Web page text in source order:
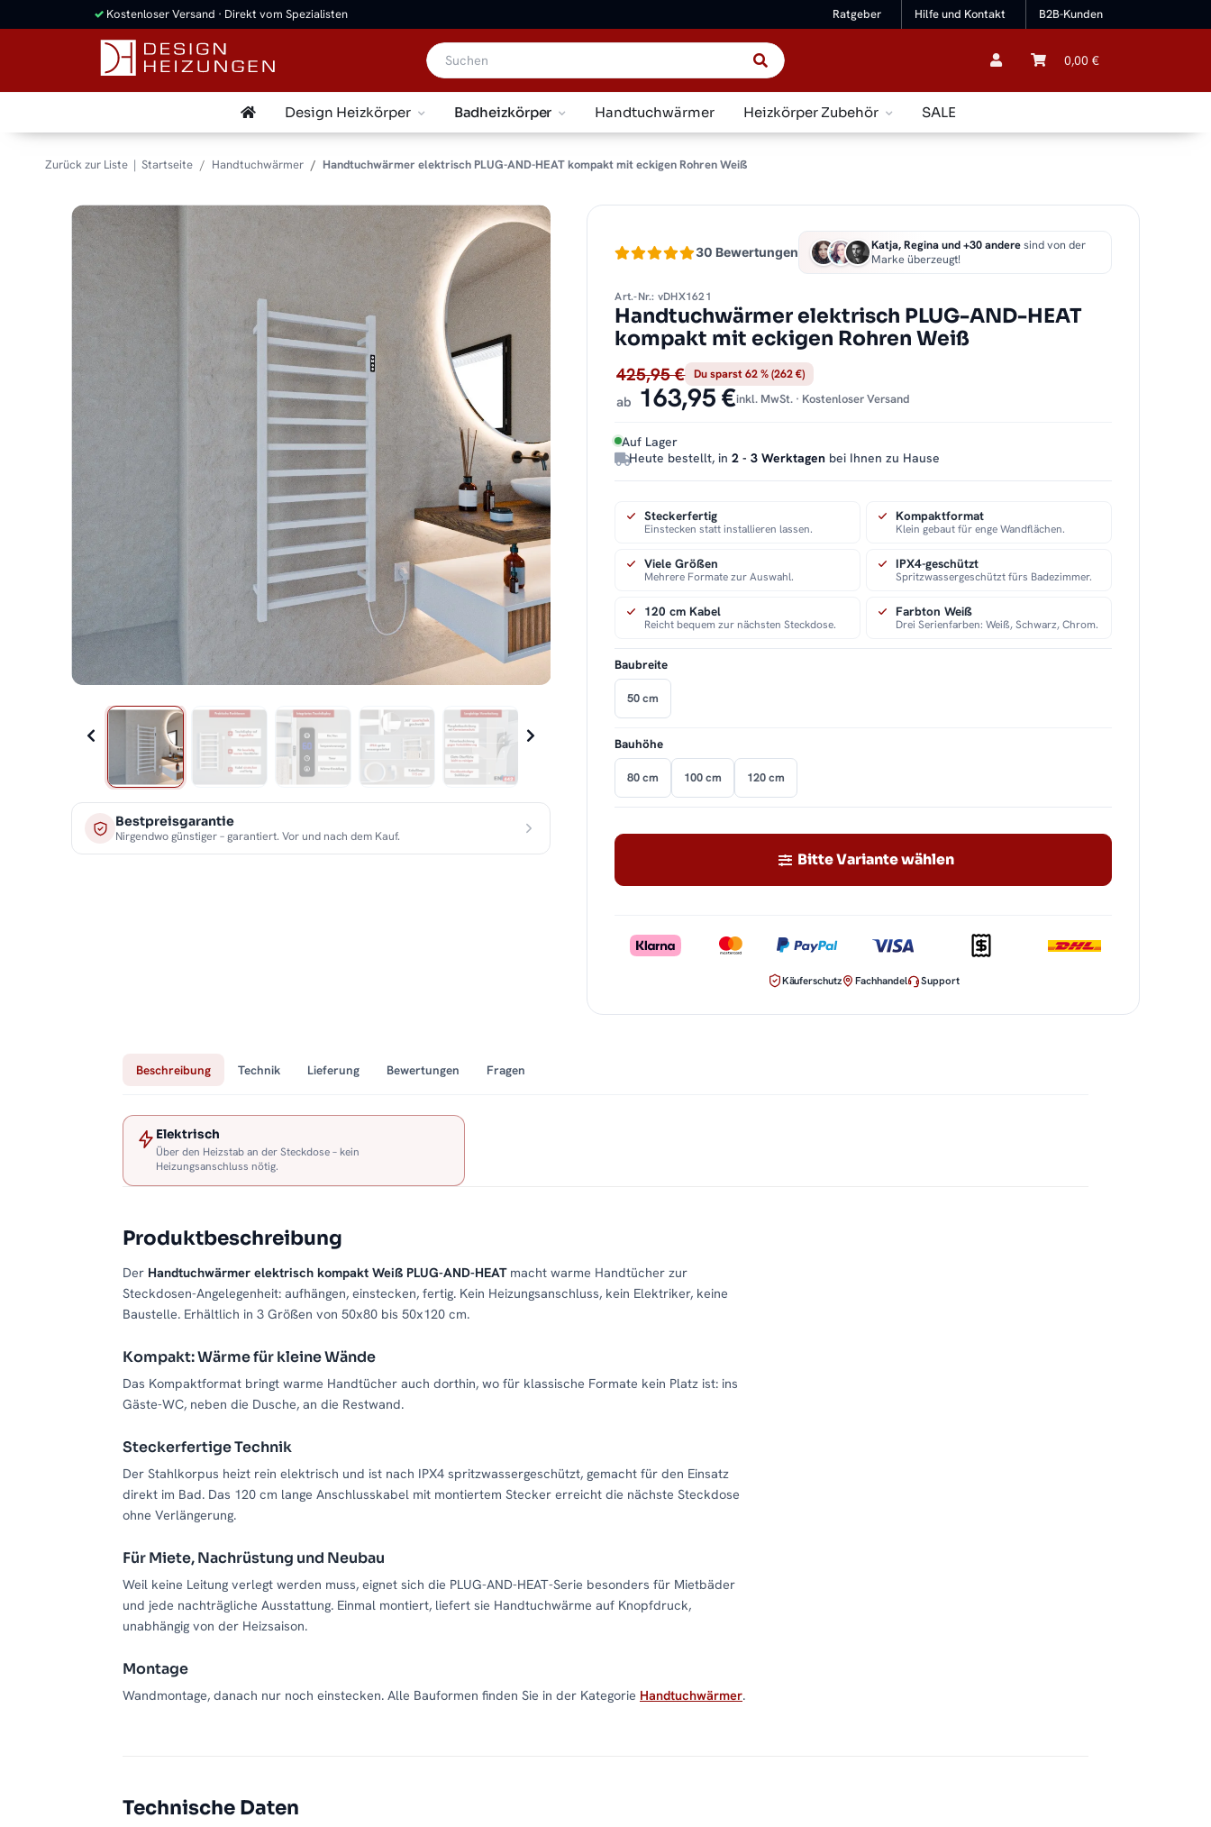
Ratgeber Hilfe und Kontakt B2B-Kunden
✓ Kostenloser Versand · Direkt vom Spezialisten
0,00 €
Design Heizkörper Badheizkörper Handtuchwärmer Heizkörper Zubehör SALE
Zurück zur Liste Startseite Handtuchwärmer Handtuchwärmer elektrisch PLUG-AND-HEAT kompakt mit eckigen Rohren Weiß
Bestpreisgarantie
Nirgendwo günstiger – garantiert. Vor und nach dem Kauf.
30 Bewertungen Katja, Regina und +30 anderesind von der
Marke überzeugt!
Art.-Nr.: vDHX1621
Handtuchwärmer elektrisch PLUG-AND-HEAT
kompakt mit eckigen Rohren Weiß
425,95 € Du sparst 62 % (262 €)
ab 163,95 €inkl. MwSt. · Kostenloser Versand
Auf Lager
Heute bestellt, in2 - 3 Werktagen bei Ihnen zu Hause
Steckerfertig
Einstecken statt installieren lassen.
Kompaktformat
Klein gebaut für enge Wandflächen.
Viele Größen
Mehrere Formate zur Auswahl.
IPX4-geschützt
Spritzwassergeschützt fürs Badezimmer.
120 cm Kabel
Reicht bequem zur nächsten Steckdose.
Farbton Weiß
Drei Serienfarben: Weiß, Schwarz, Chrom.
Baubreite
50 cm
Bauhöhe
80 cm 100 cm 120 cm
Bitte Variante wählen
Käuferschutz Fachhandel Support
Beschreibung Technik Lieferung Bewertungen Fragen
Elektrisch
Über den Heizstab an der Steckdose – kein
Heizungsanschluss nötig.
Produktbeschreibung
Der Handtuchwärmer elektrisch kompakt Weiß PLUG-AND-HEATmacht warme Handtücher zur
Steckdosen-Angelegenheit: aufhängen, einstecken, fertig. Kein Heizungsanschluss, kein Elektriker, keine
Baustelle. Erhältlich in 3 Größen von 50x80 bis 50x120 cm.
Kompakt: Wärme für kleine Wände
Das Kompaktformat bringt warme Handtücher auch dorthin, wo für klassische Formate kein Platz ist: ins
Gäste-WC, neben die Dusche, an die Restwand.
Steckerfertige Technik
Der Stahlkorpus heizt rein elektrisch und ist nach IPX4 spritzwassergeschützt, gemacht für den Einsatz
direkt im Bad. Das 120 cm lange Anschlusskabel mit montiertem Stecker erreicht die nächste Steckdose
ohne Verlängerung.
Für Miete, Nachrüstung und Neubau
Weil keine Leitung verlegt werden muss, eignet sich die PLUG-AND-HEAT-Serie besonders für Mietbäder
und jede nachträgliche Ausstattung. Einmal montiert, liefert sie Handtuchwärme auf Knopfdruck,
unabhängig von der Heizsaison.
Montage
Wandmontage, danach nur noch einstecken. Alle Bauformen finden Sie in der Kategorie Handtuchwärmer.
Technische Daten